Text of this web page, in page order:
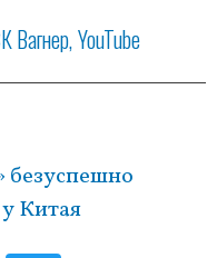
Вагнер YouTube
безуспешно
Китая